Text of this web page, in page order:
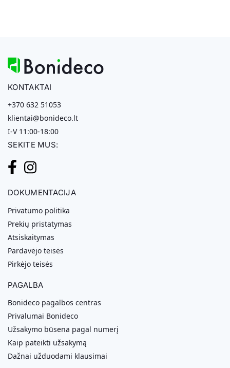
KONTAKTAI
+370 632 51053
klientai@bonideco.lt
I-V 11:00-18:00
SEKITE MUS:
DOKUMENTACIJA
Privatumo politika
Prekių pristatymas
Atsiskaitymas
Pardavėjo teisės
Pirkėjo teisės
PAGALBA
Bonideco pagalbos centras
Privalumai Bonideco
Užsakymo būsena pagal numerį
Kaip pateikti užsakymą
Dažnai užduodami klausimai